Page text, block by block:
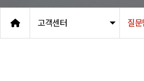
고객센터 질